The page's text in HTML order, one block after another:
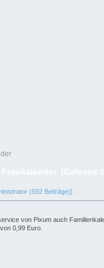
(592 Beiträge)]
von Pixum auch
0,99 Euro.